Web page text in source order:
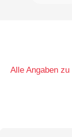
Alle Angaben zu